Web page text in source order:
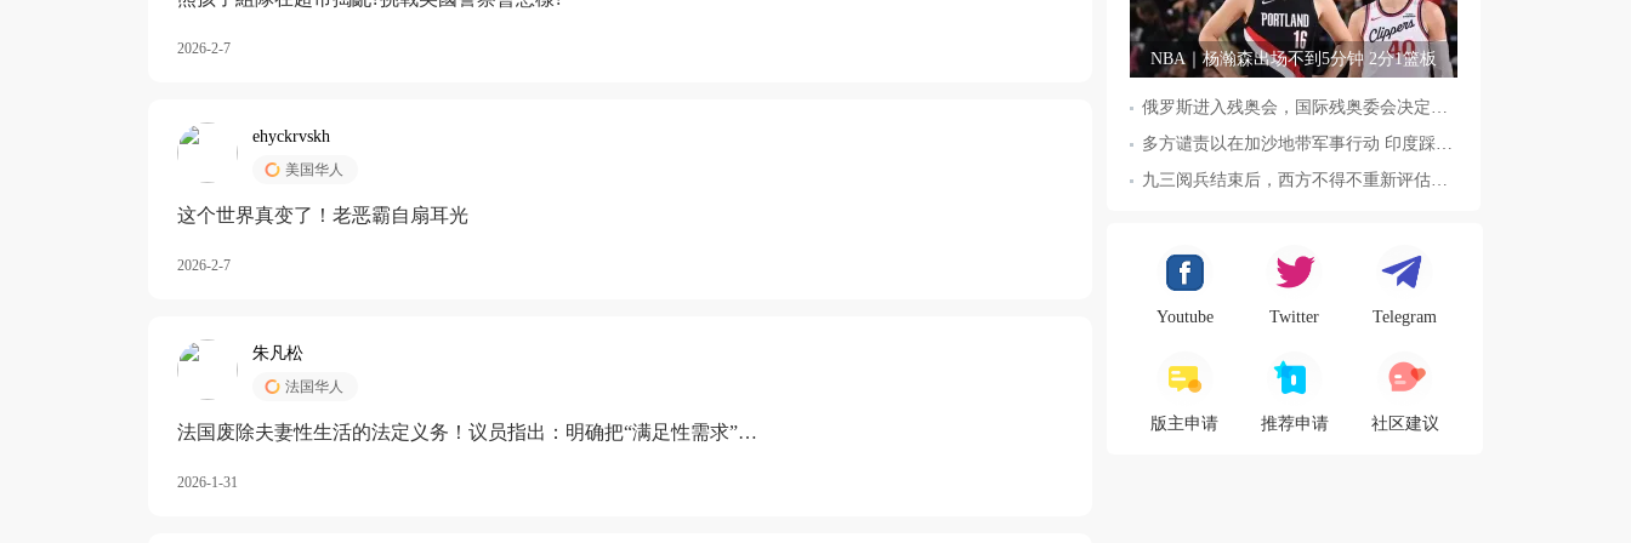
2026-2-7
ehyckrvskh
美国华人
这个世界真变了！老恶霸自扇耳光
2026-2-7
朱凡松
法国华人
法国废除夫妻性生活的法定义务！议员指出：明确把“满足性需求”排
2026-1-31
NBA｜杨瀚森出场不到5分钟 2分1篮板
Youtube Twitter Telegram
版主申请 推荐申请 社区建议